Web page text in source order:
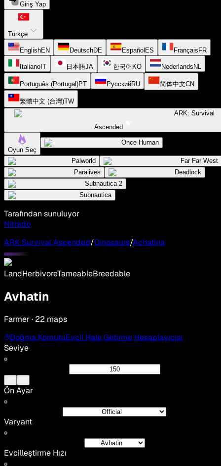
Giriş Yap
Türkçe
EnglishEN DeutschDE Español ES Français FR
Italiano IT 日本語JA 한국어 KO Nederlands NL
Português (Portugal)PT РусскийRU 简体中文CN
繁體中文 (台灣)TW
ARK: Survival
Ascended
Oyun Seç
Once Human
Palworld
Far Far West
Paralives
Deadlock
Subnautica 2
Subnautica
Tarafından sunuluyor
Nitrado
ARK Survival Ascended/Dinosaurs/Achatina
LandHerbivoreTameableBreedable
Avhatin
Farmer · 22 maps
Doğma KomutuEvcil Hale Getirme Hesaplayıcısı
Seviye
Ön Ayar
Varyant
Evcilleştirme Hızı